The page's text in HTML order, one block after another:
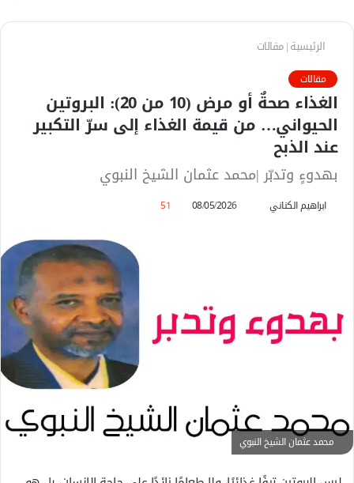
الرئيسية|مقالات
مقالات
الغذاء صحةٌ أو مرض (10 من 20): البروتين
الحيواني… من قيمة الغذاء إلى سرّ التكبير
عند الذبح
بهدوءٍ وتدبّر |محمد عثمان الشيخ النبوي
ابراهيم الكناني
ي
د
ك
ت
ر
08/05/2026
51
محمد عثمان الشيخ النبوي